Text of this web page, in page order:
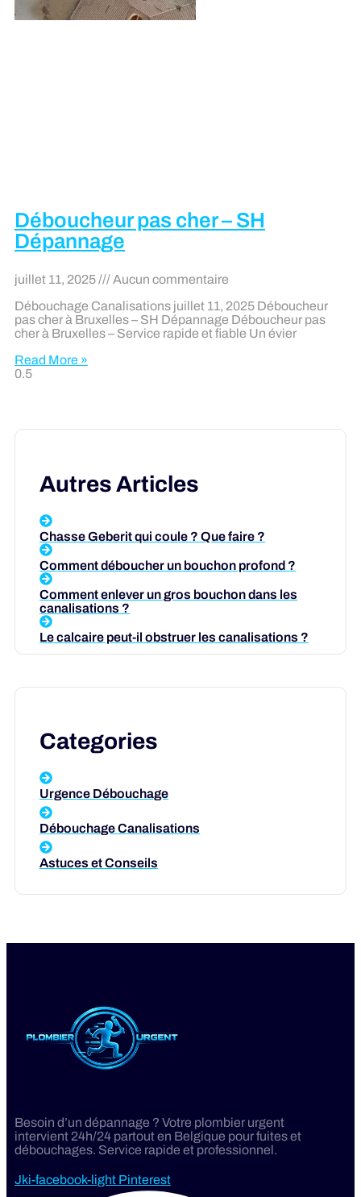
Déboucheur pas cher – SH
Dépannage
juillet 11, 2025
Aucun commentaire
Débouchage Canalisations juillet 11, 2025 Déboucheur
pas cher à Bruxelles – SH Dépannage Déboucheur pas
cher à Bruxelles – Service rapide et fiable Un évier
Read More »
Autres Articles
Chasse Geberit qui coule ? Que faire ?
Comment déboucher un bouchon profond ?
Comment enlever un gros bouchon dans les
canalisations ?
Le calcaire peut-il obstruer les canalisations ?
Categories
Urgence Débouchage
Débouchage Canalisations
Astuces et Conseils
Besoin d’un dépannage ? Votre plombier urgent
intervient 24h/24 partout en Belgique pour fuites et
débouchages. Service rapide et professionnel.
Jki-facebook-light Pinterest